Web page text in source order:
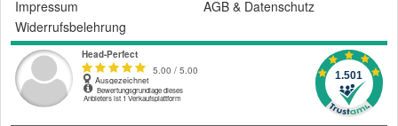
Impressum
AGB & Datenschutz
Widerrufsbelehrung